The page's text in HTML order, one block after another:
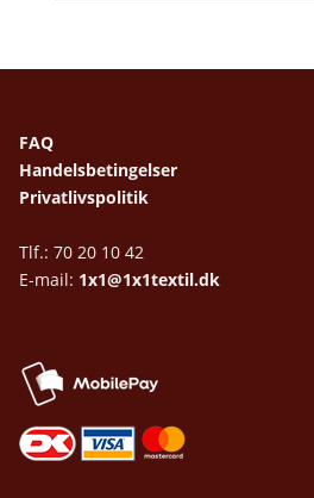
FAQ
Handelsbetingelser
Privatlivspolitik
Tlf.: 70 20 10 42
E-mail: 1x1@1x1textil.dk